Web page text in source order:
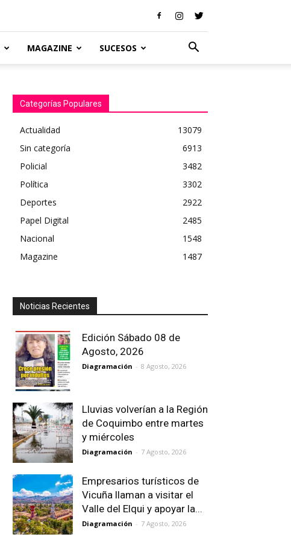
MAGAZINE SUCESOS
Categorías Populares
Actualidad
13079
Sin categoría
6913
Policial
3482
Política
3302
Deportes
2922
Papel Digital
2485
Nacional
1548
Magazine
1487
Noticias Recientes
Edición Sábado 08 de
Agosto, 2026
Diagramación - 8 Agosto, 2026
Lluvias volverían a la Región
de Coquimbo entre martes
y miércoles
Diagramación - 7 Agosto, 2026
Empresarios turísticos de
Vicuña llaman a visitar el
Valle del Elqui y apoyar la...
Diagramación - 7 Agosto, 2026